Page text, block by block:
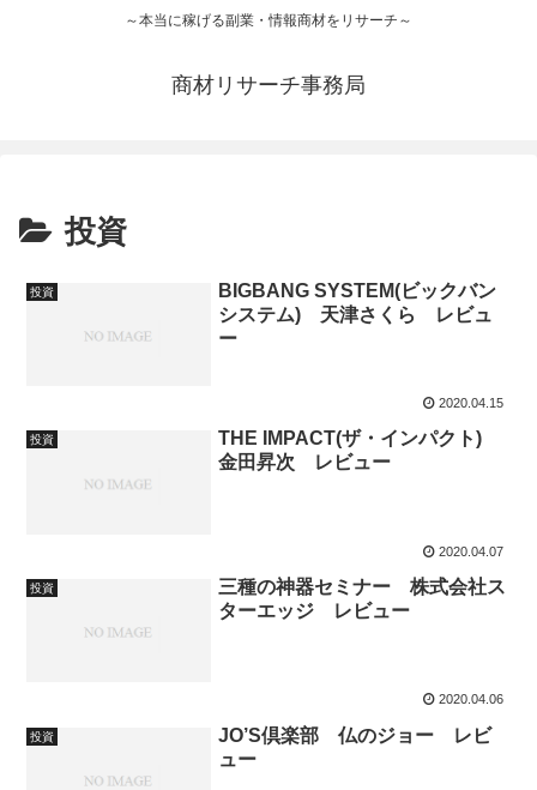
～本当に稼げる副業・情報商材をリサーチ～
商材リサーチ事務局
投資
投資
BIGBANG SYSTEM(ビックバン
システム) 天津さくら レビュ
ー
2020.04.15
投資
THE IMPACT(ザ・インパクト)
金田昇次 レビュー
2020.04.07
投資
三種の神器セミナー 株式会社ス
ターエッジ レビュー
2020.04.06
投資
JO’S倶楽部 仏のジョー レビ
ュー